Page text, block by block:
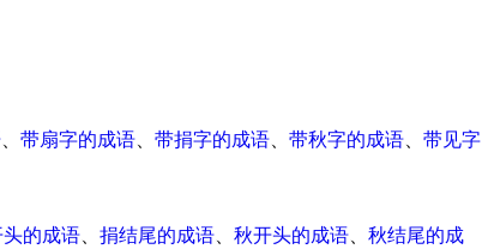
带扇字的成语 带捐字的成语 带秋字的成语
带见字
的成语 捐结尾的成语 秋开头的成语
秋结尾的成